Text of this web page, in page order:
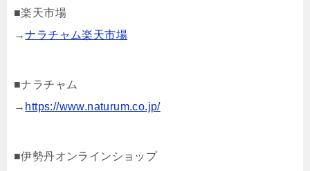
■楽天市場
→ナラチャム楽天市場
■ナラチャム
→ https://www.naturum.co.jp/
■伊勢丹オンラインショップ